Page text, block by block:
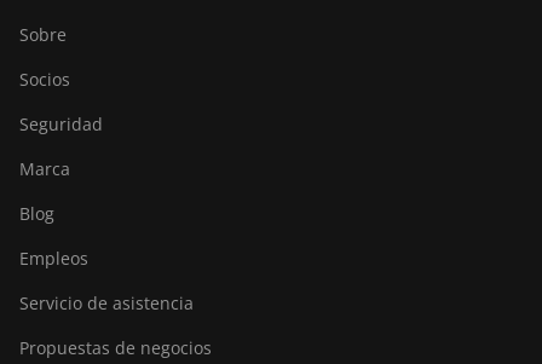
Sobre
Socios
Seguridad
Marca
Blog
Empleos
Servicio de asistencia
Propuestas de negocios